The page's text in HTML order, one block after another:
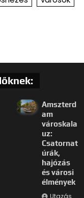
Amszterd
am
városkala
uz:
Csatornat
úrák,
hajózás
és városi
élmények